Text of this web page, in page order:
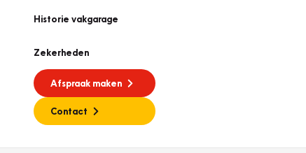
Historie vakgarage
Zekerheden
Afspraak maken
Contact